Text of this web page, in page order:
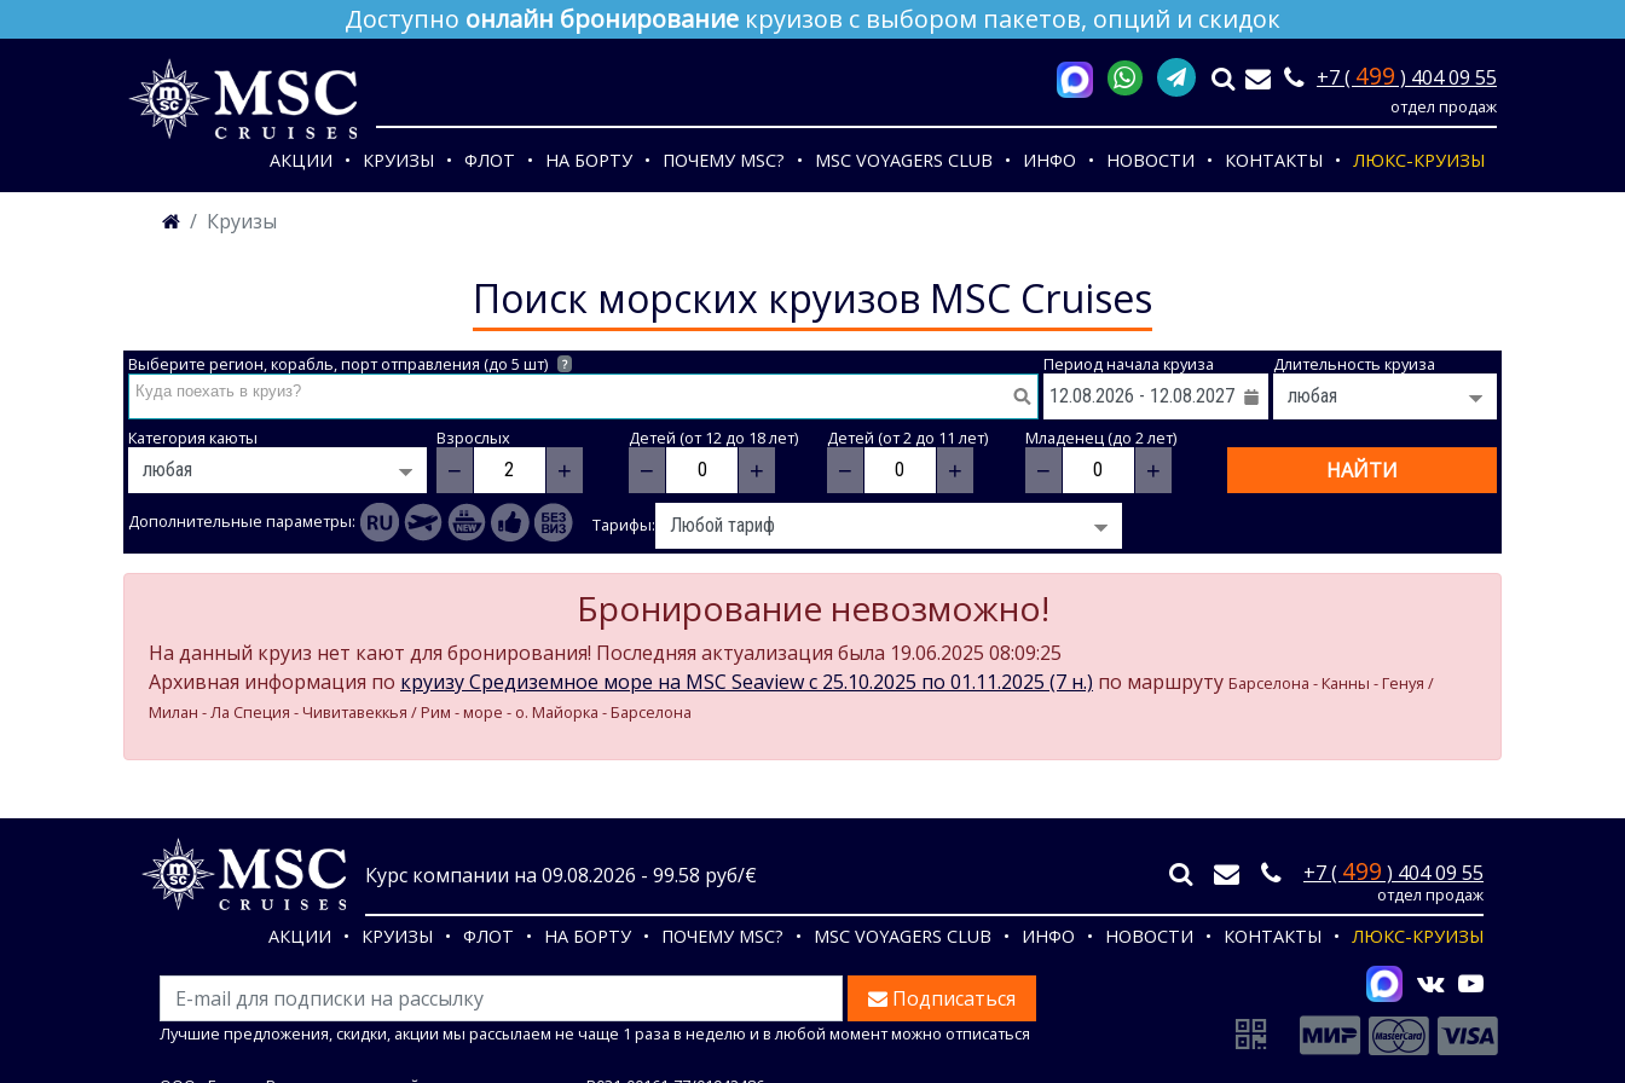
Доступно онлайн бронирование круизов с выбором пакетов, опций и скидок
+7 ( 499 ) 404 09 55
отдел продаж
АКЦИИ КРУИЗЫ ФЛОТ НА БОРТУ ПОЧЕМУ MSC? MSC VOYAGERS CLUB ИНФО НОВОСТИ КОНТАКТЫ ЛЮКС-КРУИЗЫ
Круизы
Поиск морских круизов MSC Cruises
Выберите регион, корабль, порт отправления (до 5 шт) ? Период начала круиза Длительность круиза
Категория каюты Взрослых
− +
Детей (от 12 до 18 лет)
− +
Детей (от 2 до 11 лет)
− +
Младенец (до 2 лет)
− + НАЙТИ
Дополнительные параметры: Тарифы:
Бронирование невозможно!
На данный круиз нет кают для бронирования! Последняя актуализация была 19.06.2025 08:09:25
Архивная информация по круизу Средиземное море на MSC Seaview c 25.10.2025 по 01.11.2025 (7 н.) по маршруту Барселона - Канны - Генуя /
Милан - Ла Специя - Чивитавеккья / Рим - море - о. Майорка - Барселона
Курс компании на 09.08.2026 - 99.58 руб/€ +7 ( 499 ) 404 09 55
отдел продаж
АКЦИИ КРУИЗЫ ФЛОТ НА БОРТУ ПОЧЕМУ MSC? MSC VOYAGERS CLUB ИНФО НОВОСТИ КОНТАКТЫ ЛЮКС-КРУИЗЫ
Подписаться
Лучшие предложения, скидки, акции мы рассылаем не чаще 1 раза в неделю и в любой момент можно отписаться